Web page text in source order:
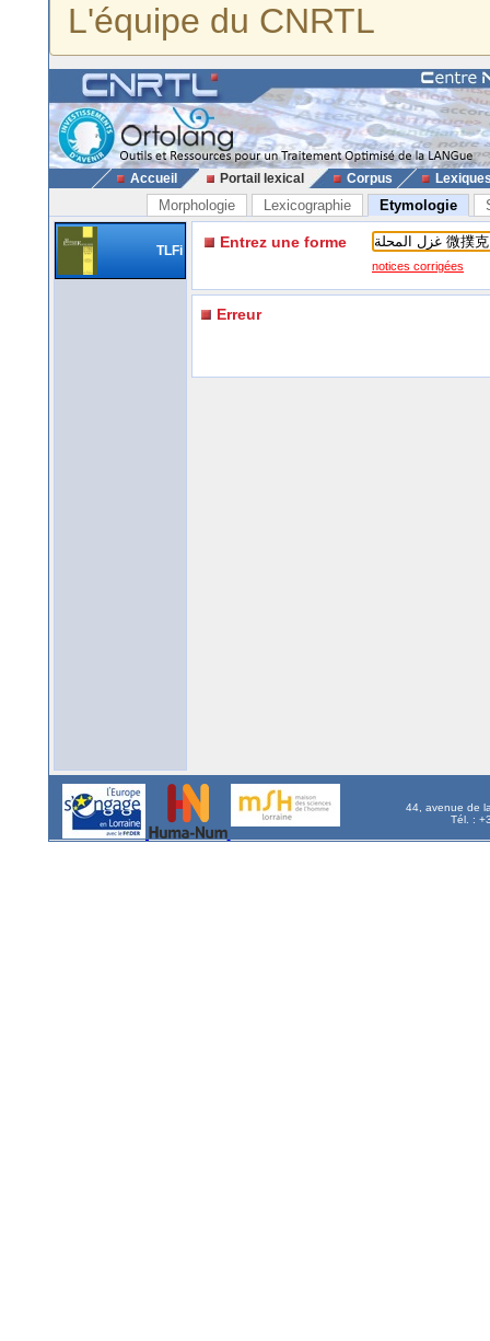
L'équipe du CNRTL
Accueil Portail lexical Corpus
Morphologie Lexicographie Etymologie
TLFi Entrez une forme
notices corrigées
Erreur
44, avenue de
Tél. :